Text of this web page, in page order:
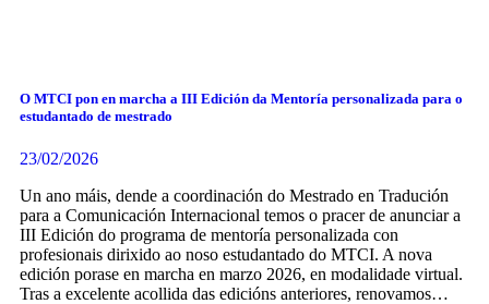
O MTCI pon en marcha a III Edición da Mentoría personalizada para o
estudantado de mestrado
23/02/2026
Un ano máis, dende a coordinación do Mestrado en Tradución
para a Comunicación Internacional temos o pracer de anunciar a
III Edición do programa de mentoría personalizada con
profesionais dirixido ao noso estudantado do MTCI. A nova
edición porase en marcha en marzo 2026, en modalidade virtual.
Tras a excelente acollida das edicións anteriores, renovamos…